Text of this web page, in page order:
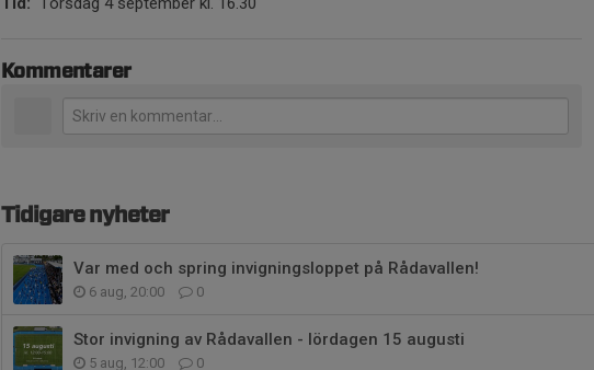
Kommentarer
Tidigare nyheter
Var med och spring invigningsloppet på Rådavallen!
6 aug, 20:00 0
Stor invigning av Rådavallen - lördagen 15 augusti
5 aug, 12:00 0